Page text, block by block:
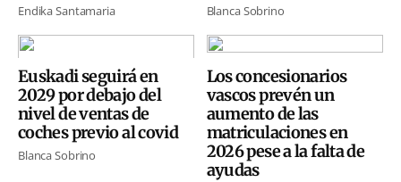
Endika Santamaria Blanca Sobrino
Euskadi seguirá en
2029 por debajo del
nivel de ventas de
coches previo al covid
Blanca Sobrino
Los concesionarios
vascos prevén un
aumento de las
matriculaciones en
2026 pese a la falta de
ayudas